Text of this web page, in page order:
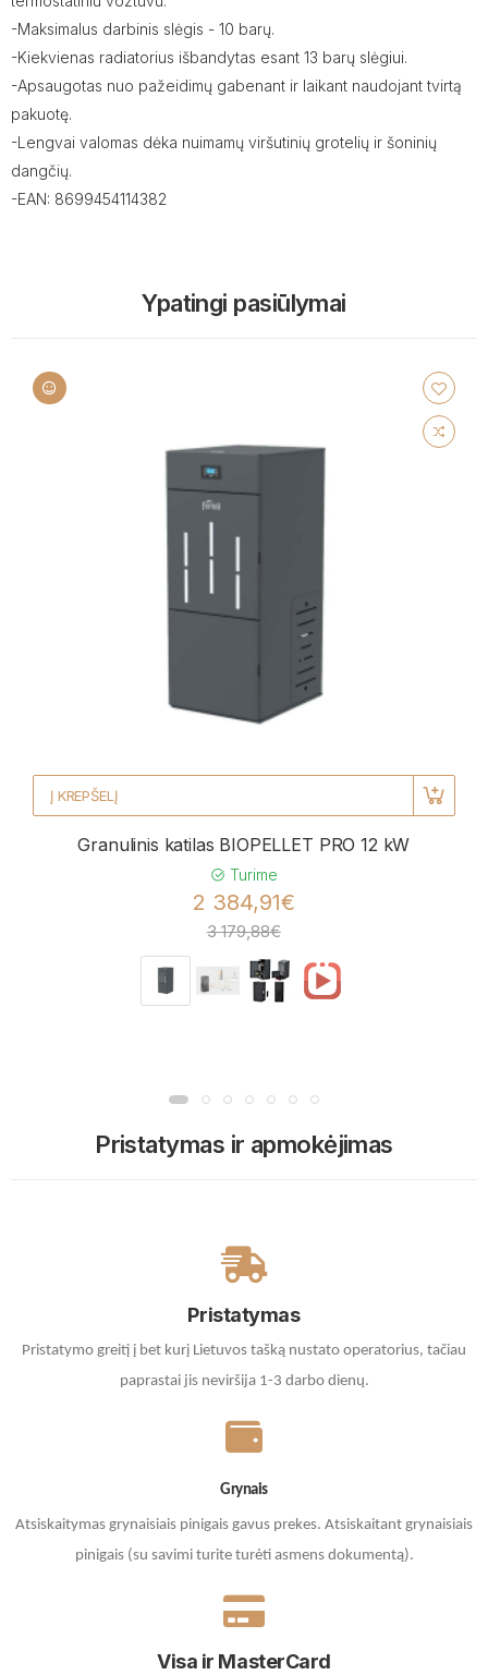
-Maksimalus darbinis slėgis - 10 barų.
-Kiekvienas radiatorius išbandytas esant 13 barų slėgiui.
-Apsaugotas nuo pažeidimų gabenant ir laikant naudojant tvirtą
pakuotę.
-Lengvai valomas dėka nuimamų viršutinių grotelių ir šoninių
dangčių.
-EAN: 8699454114382
Ypatingi pasiūlymai
Į KREPŠELĮ
Granulinis katilas BIOPELLET PRO 12 kW
Turime
2 384,91€
3 179,88€
Pristatymas ir apmokėjimas
Pristatymas
Pristatymo greitį į bet kurį Lietuvos tašką nustato operatorius, tačiau
paprastai jis neviršija 1-3 darbo dienų.
Grynais
Atsiskaitymas grynaisiais pinigais gavus prekes. Atsiskaitant grynaisiais
pinigais (su savimi turite turėti asmens dokumentą).
Visa ir MasterCard